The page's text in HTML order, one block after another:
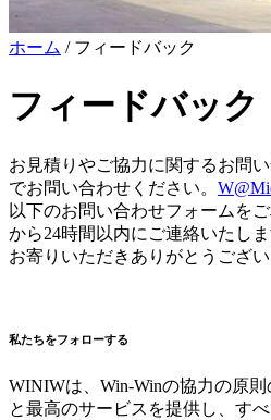
ホーム / フィードバック
フィードバック
お見積りやご協力に関するお問
でお問い合わせください。
以下のお問い合わせフォームを
から24時間以内にご連絡いたし
お寄りいただきありがとうござい
私たちをフォローする
WINIWは、Win-Winの協力の原
と最高のサービスを提供し、す